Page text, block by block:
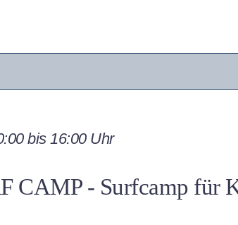
CAMP - Surfcamp für
bis 16:00 Uhr